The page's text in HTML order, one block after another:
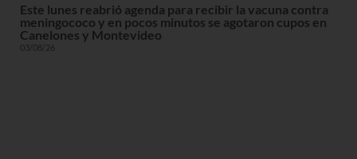
Este lunes reabrió agenda para recibir la vacuna contra
meningococo y en pocos minutos se agotaron cupos en
Canelones y Montevideo
03/08/26